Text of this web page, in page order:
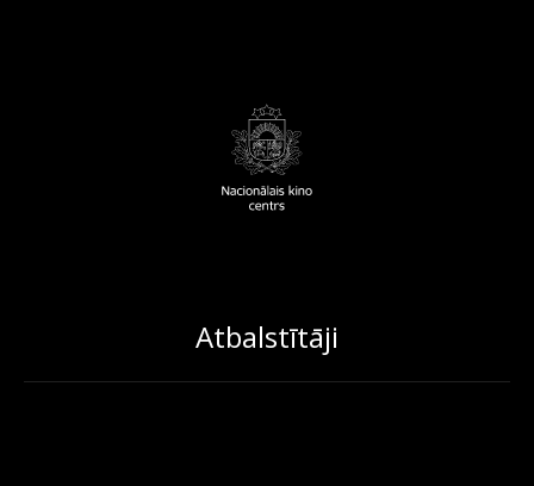
Atbalstītāji